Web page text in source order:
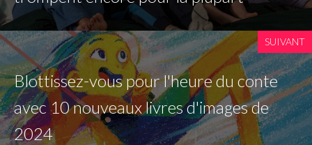
SUIVANT
Blottissez-vous pour l'heure du conte
avec 10 nouveaux livres d'images de
2024